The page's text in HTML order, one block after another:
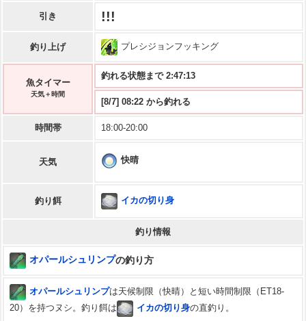
引き !!!
釣り上げ プレシジョンフッキング
魚タイマー
天気＋時間
釣れる状態まで 2:47:13
[8/7] 08:22 から釣れる
時間帯 18:00-20:00
天気 快晴
釣り餌 イカの切り身
釣り情報
オパールシュリンプの釣り方
オパールシュリンプは天候制限（快晴）と短い時間制限（ET18-
20）を持つヌシ。釣り餌は
イカの切り身の直釣り。